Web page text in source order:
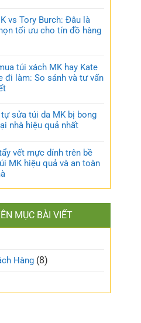
vs Tory Burch: Đâu là
tối ưu cho tín đồ hàng
túi xách MK hay Kate
đi làm: So sánh và tư vấn
sửa túi da MK bị bong
nhà hiệu quả nhất
vết mực dính trên bề
MK hiệu quả và an toàn
MỤC BÀI VIẾT
Hàng (8)